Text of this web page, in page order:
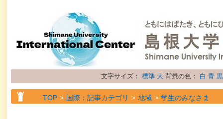
文字サイズ： 標準 大 背景の色： 白 青 黒
TOP 国際：記事カテゴリ 地域 学生のみなさま